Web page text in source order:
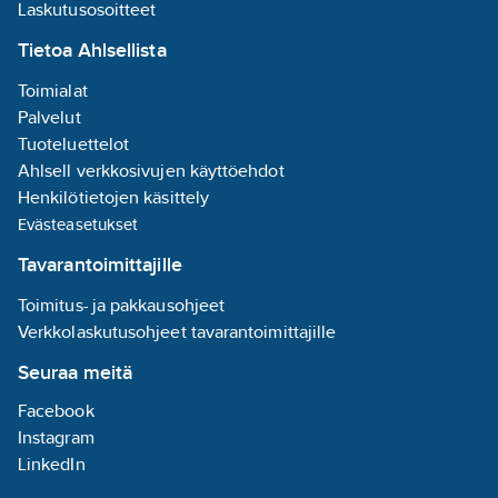
Laskutusosoitteet
Tietoa Ahlsellista
Toimialat
Palvelut
Tuoteluettelot
Ahlsell verkkosivujen käyttöehdot
Henkilötietojen käsittely
Evästeasetukset
Tavarantoimittajille
Toimitus- ja pakkausohjeet
Verkkolaskutusohjeet tavarantoimittajille
Seuraa meitä
Facebook
Instagram
LinkedIn